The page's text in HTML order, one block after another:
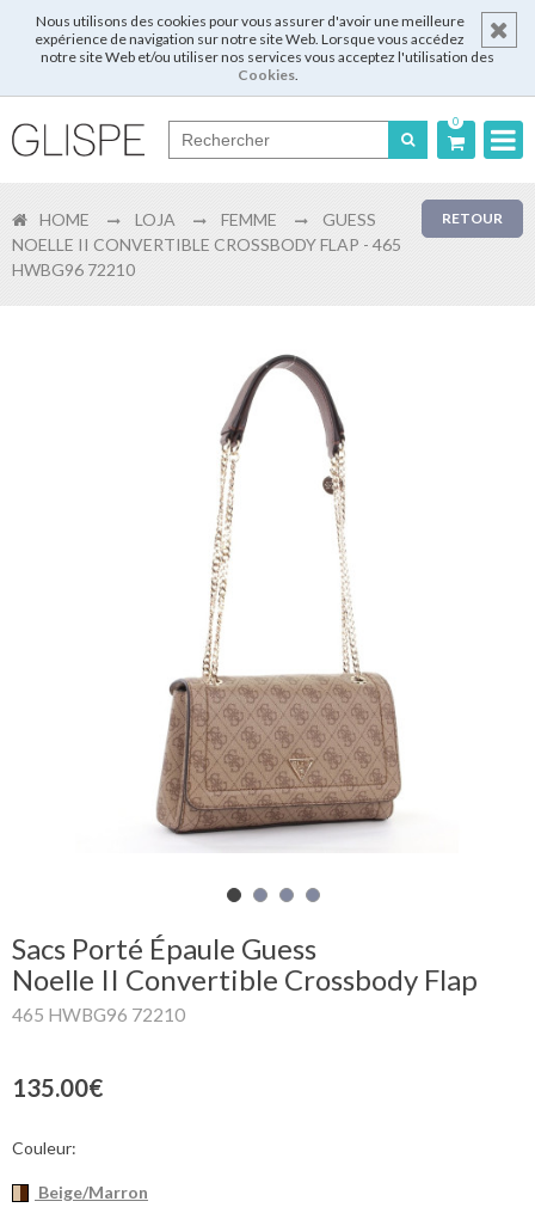
Nous utilisons des cookies pour vous assurer d'avoir une meilleure
expérience de navigation sur notre site Web. Lorsque vous accédez
notre site Web et/ou utiliser nos services vous acceptez l'utilisation des
Cookies.
0
English
Enregistrer
panier
Glispe
Femme
Homme
Marques
Outlet
RETOUR
HOME LOJA FEMME
GUESS
NOELLE II CONVERTIBLE CROSSBODY FLAP - 465
HWBG96 72210
Sacs Porté Épaule Guess
Noelle II Convertible Crossbody Flap
465 HWBG96 72210
135.00€
Couleur:
Beige/Marron